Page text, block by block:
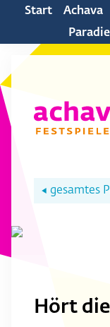
Start Achava
◀ gesamtes
Hört